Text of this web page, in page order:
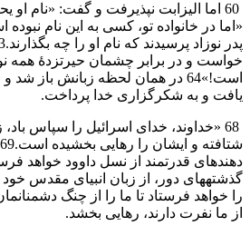
خواست و در برابر چشمان حيرتزدهٔ
است!»64 در همان لحظه زبانش باز
يافت و به شكرگزاری خدا پرداخت.
68 «خداوند، خدای اسرائيل را سپاس
را خواهد فرستاد تا ما را از چنگ
از ما نفرت دارند، رهايی بخشد.